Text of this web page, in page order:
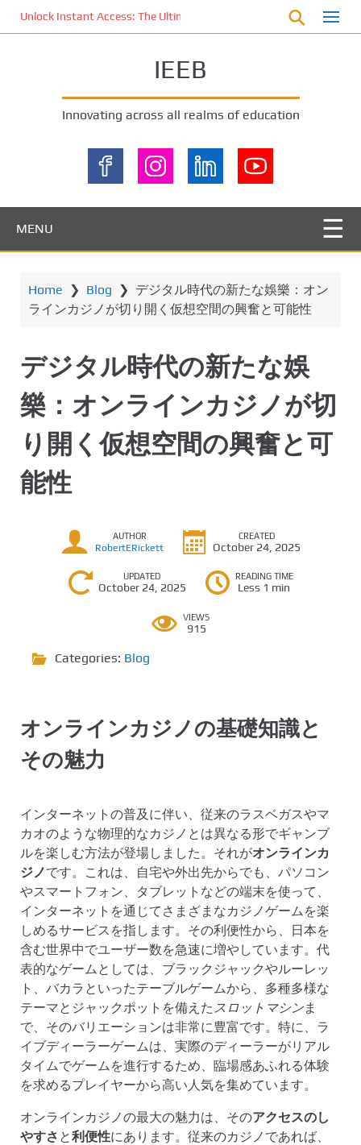
Unlock Instant Access: The Ultimate KOI77 LOGIN Experience for
IEEB
Innovating across all realms of education
MENU
Home ❯ Blog ❯ デジタル時代の新たな娛樂：オン
ラインカジノが切り開く仮想空間の興奮と可能性
デジタル時代の新たな娛
樂：オンラインカジノが切
り開く仮想空間の興奮と可
能性
AUTHOR
RobertERickett
CREATED
October 24, 2025
UPDATED
October 24, 2025
READING TIME
Less 1 min
VIEWS
915
Categories: Blog
オンラインカジノの基礎知識と
その魅力
インターネットの普及に伴い、従来のラスベガスやマ
カオのような物理的なカジノとは異なる形でギャンブ
ルを楽しむ方法が登場しました。それがオンラインカ
ジノです。これは、自宅や外出先からでも、パソコン
やスマートフォン、タブレットなどの端末を使って、
インターネットを通じてさまざまなカジノゲームを楽
しめるサービスを指します。その利便性から、日本を
含む世界中でユーザー数を急速に増やしています。代
表的なゲームとしては、ブラックジャックやルーレッ
ト、バカラといったテーブルゲームから、多種多様な
テーマとジャックポットを備えた スロットマシンま
で、そのバリエーションは非常に豊富です。特に、ラ
イブディーラーゲームは、実際のディーラーがリアル
タイムでゲームを進行するため、臨場感あふれる体験
を求めるプレイヤーから高い人気を集めています。
オンラインカジノの最大の魅力は、そのアクセスのし
やすさ と利便性にあります。従来のカジノであれば、